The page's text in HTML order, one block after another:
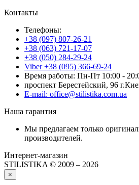
Контакты
Телефоны:
+38 (097) 807-26-21
+38 (063) 721-17-07
+38 (050) 284-29-24
Viber +38 (095) 366-69-24
Время работы: Пн-Пт 10:00 -
проспект Берестейский, 96
E-mail: office@stilistika.com.ua
Наша гарантия
Мы предлагаем только
производителей.
Интернет-магазин
STILISTIKA © 2009 – 2026
×